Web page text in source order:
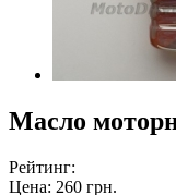
Масло
Рейтинг:
Цена: 260 грн.